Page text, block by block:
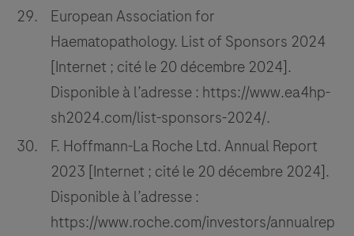
European Association for
Haematopathology. List of Sponsors 2024
[Internet ; cité le 20 décembre 2024].
Disponible à l’adresse : https://www.ea4hp-
sh2024.com/list-sponsors-2024/.
F. Hoffmann-La Roche Ltd. Annual Report
2023 [Internet ; cité le 20 décembre 2024].
Disponible à l’adresse :
https://www.roche.com/investors/annualrep